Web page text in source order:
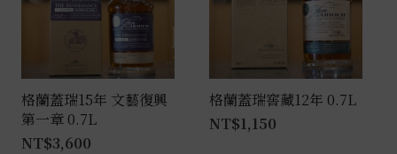
格蘭蓋瑞15年 文藝復興
第一章 0.7L
NT$3,600
格蘭蓋瑞窖藏12年 0.7L
NT$1,150